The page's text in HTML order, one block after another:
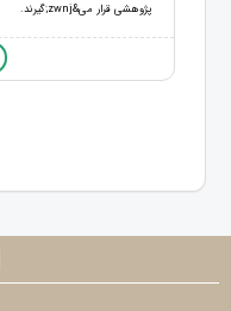
پژوهشی قرار می&zwnj;گیرند.